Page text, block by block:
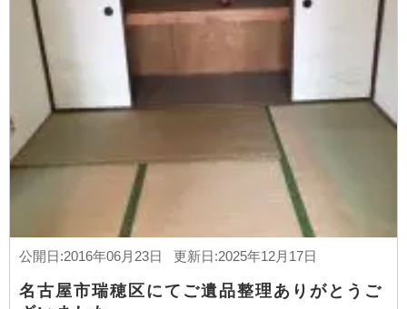
公開日:2016年06月23日 更新日:2025年12月17日
名古屋市瑞穂区にてご遺品整理ありがとうご